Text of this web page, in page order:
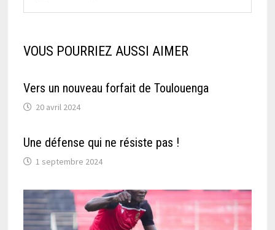
VOUS POURRIEZ AUSSI AIMER
Vers un nouveau forfait de Toulouenga
20 avril 2024
Une défense qui ne résiste pas !
1 septembre 2024